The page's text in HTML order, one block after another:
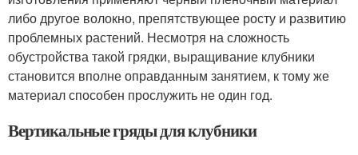
либо другое волокно, препятствующее росту и развитию
проблемных растений. Несмотря на сложность
обустройства такой грядки, выращивание клубники
становится вполне оправданным занятием, к тому же
материал способен прослужить не один год.
Вертикальные гряды для клубники